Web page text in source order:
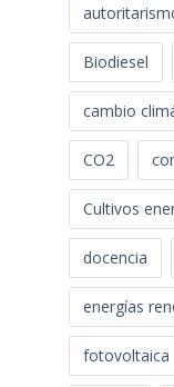
Biodiesel
cambio
CO2
Cultivos
docencia
energías
fotovoltaica